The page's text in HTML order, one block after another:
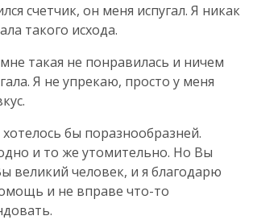
счетчик, он меня испугал. Я никак
такого исхода.
такая не понравилась и ничем
Я не упрекаю, просто у меня
бы поразнообразней.
и то же утомительно. Но Вы
великий человек, и я благодарю
и не вправе что-то